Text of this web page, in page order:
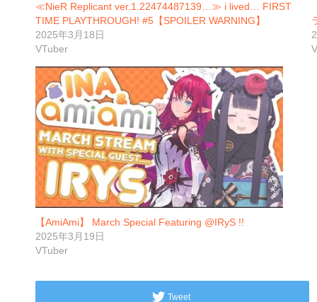
≪NieR Replicant ver.1.22474487139…≫ i lived… FIRST
TIME PLAYTHROUGH! #5【SPOILER WARNING】
2025年3月18日
VTuber
【AmiAmi】 March Special Featuring @IRyS !!
2025年3月19日
VTuber
Tweet